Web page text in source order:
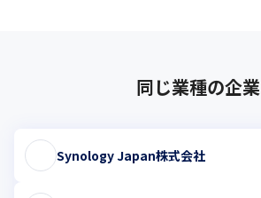
同じ業種の企業
Synology Japan株式会社